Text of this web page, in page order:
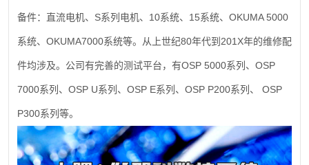
备件：直流电机、 S系列电机、 10系统、 15系统、 OKUMA 5000
系统、 OKUMA7000系统等。从上世纪80年代到 201X年的维修配
件均涉及。公司有完善的测试平台，有OSP 5000系列、 OSP
7000系列、 OSP U系列、 OSP E系列、 OSP P200系列、 OSP
P300系列等。